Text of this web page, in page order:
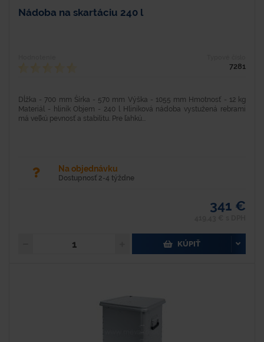
Nádoba na skartáciu 240 l
7281
Dĺžka - 700 mm Šírka - 570 mm Výška - 1055 mm Hmotnosť - 12 kg
Materiál - hliník Objem - 240 l Hliníková nádoba vystužená rebrami
má veľkú pevnosť a stabilitu. Pre ľahkú...
Na objednávku
Dostupnosť 2-4 týždne
341 €
KÚPIŤ